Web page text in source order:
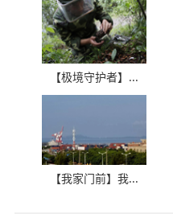
【极境守护者】...
【我家门前】我...